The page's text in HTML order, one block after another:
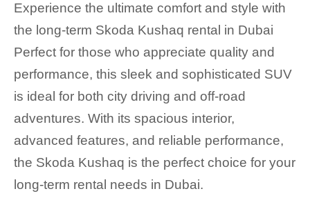
Experience the ultimate comfort and style with
the long-term Skoda Kushaq rental in Dubai
Perfect for those who appreciate quality and
performance, this sleek and sophisticated SUV
is ideal for both city driving and off-road
adventures. With its spacious interior,
advanced features, and reliable performance,
the Skoda Kushaq is the perfect choice for your
long-term rental needs in Dubai.